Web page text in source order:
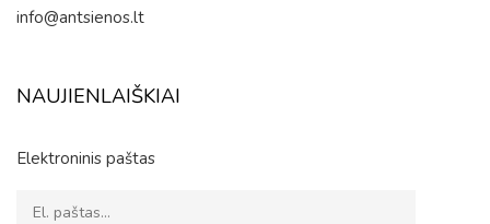
info@antsienos.lt
NAUJIENLAIŠKIAI
Elektroninis paštas